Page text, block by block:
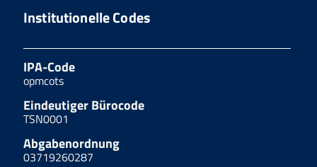
Institutionelle Codes
IPA-Code
opmcots
Eindeutiger Bürocode
TSN0001
Abgabenordnung
03719260287